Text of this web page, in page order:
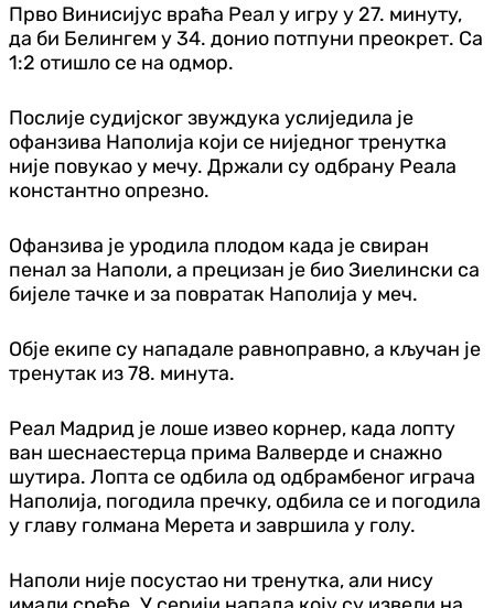
Прво Винисијус враћа Реал у игру у 27. минуту,
да би Белингем у 34. донио потпуни преокрет. Са
1:2 отишло се на одмор.
Послије судијског звуждука услиједила је
офанзива Наполија који се ниједног тренутка
није повукао у мечу. Држали су одбрану Реала
константно опрезно.
Офанзива је уродила плодом када је свиран
пенал за Наполи, а прецизан је био Зиелински са
бијеле тачке и за повратак Наполија у меч.
Обје екипе су нападале равноправно, а кључан је
тренутак из 78. минута.
Реал Мадрид је лоше извео корнер, када лопту
ван шеснаестерца прима Валверде и снажно
шутира. Лопта се одбила од одбрамбеног играча
Наполија, погодила пречку, одбила се и погодила
у главу голмана Мерета и завршила у голу.
Наполи није посустао ни тренутка, али нису